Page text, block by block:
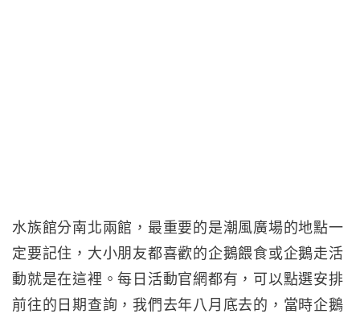
水族館分南北兩館，最重要的是潮風廣場的地點一
定要記住，大小朋友都喜歡的企鵝餵食或企鵝走活
動就是在這裡。每日活動官網都有，可以點選安排
前往的日期查詢，我們去年八月底去的，當時企鵝